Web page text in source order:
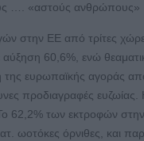
…. «αστούς ανθρώπους»
στην ΕΕ από τρίτες
60,6%, ενώ
ευρωπαϊκής αγοράς
προδιαγραφές
62,2% των εκτροφών
ωοτόκες όρνιθες, και